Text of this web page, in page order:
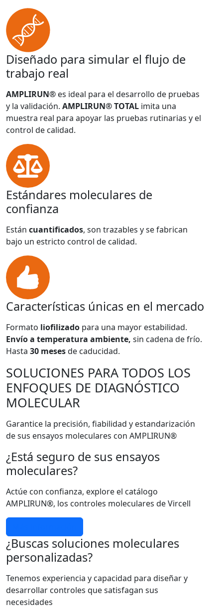
Diseñado para simular el flujo de
trabajo real
AMPLIRUN® es ideal para el desarrollo de pruebas
y la validación. AMPLIRUN® TOTAL imita una
muestra real para apoyar las pruebas rutinarias y el
control de calidad.
Estándares moleculares de
confianza
Están cuantificados, son trazables y se fabrican
bajo un estricto control de calidad.
Características únicas en el mercado
Formato liofilizado para una mayor estabilidad.
Envío a temperatura ambiente, sin cadena de frío.
Hasta 30 mesesde caducidad.
SOLUCIONES PARA TODOS LOS
ENFOQUES DE DIAGNÓSTICO
MOLECULAR
Garantice la precisión, fiabilidad y estandarización
de sus ensayos moleculares con AMPLIRUN®
¿Está seguro de sus ensayos
moleculares?
Actúe con confianza, explore el catálogo
AMPLIRUN®, los controles moleculares de Vircell
¿Buscas soluciones moleculares
personalizadas?
Tenemos experiencia y capacidad para diseñar y
desarrollar controles que satisfagan sus
necesidades